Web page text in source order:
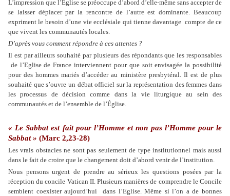
L’impression que l’Église se préoccupe d’abord d’elle-même sans accepter de
se laisser déplacer par la rencontre de l’autre est dominante. Beaucoup
expriment le besoin d’une vie ecclésiale qui tienne davantage compte de ce
que vivent les communautés locales.
D’après vous comment répondre à ces attentes ?
Il est par ailleurs souhaité par plusieurs des répondants que les responsables
de l’Eglise de France interviennent pour que soit envisagée la possibilité
pour des hommes mariés d’accéder au ministère presbytéral. Il est de plus
souhaité que s’ouvre un débat officiel sur la représentation des femmes dans
les processus de décision comme dans la vie liturgique au sein des
communautés et de l’ensemble de l’Église.
« Le Sabbat est fait pour l’Homme et non pas l’Homme pour le
Sabbat » (Marc 2,23-28)
Les vrais obstacles ne sont pas seulement de type institutionnel mais aussi
dans le fait de croire que le changement doit d’abord venir de l’institution.
Nous pensons urgent de prendre au sérieux les questions posées par la
réception du concile Vatican II. Plusieurs manières de comprendre le Concile
semblent coexister aujourd’hui
dans l’Eglise. Même si l’on a de bonnes